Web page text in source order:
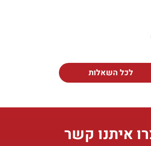
לכל השאלות
איתנו קשר